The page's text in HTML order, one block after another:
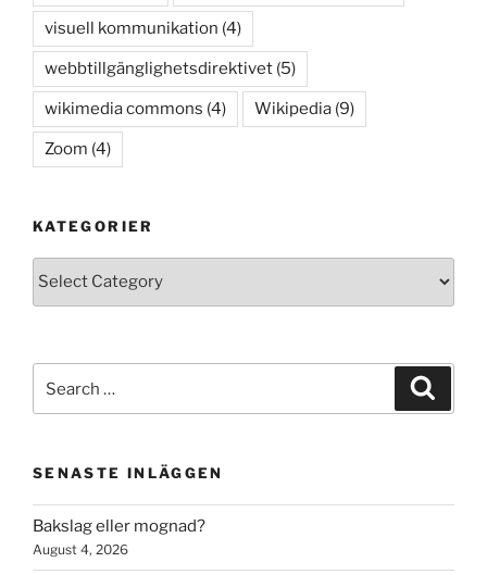
visuell kommunikation (4)
webbtillgänglighetsdirektivet (5)
wikimedia commons (4) Wikipedia (9)
Zoom (4)
KATEGORIER
Kategorier
for:
SENASTE INLÄGGEN
Bakslag eller mognad?
August 4, 2026